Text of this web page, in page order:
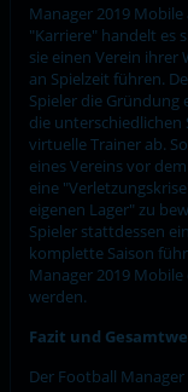
Manager 2019
"Karriere" handelt es
sie einen Verein ihrer
an Spielzeit führen.
Spieler die Gründung
die unterschiedlichen
virtuelle Trainer ab.
eines Vereins vor
eine
eigenen Lager" zu
Spieler stattdessen
komplette Saison
Manager 2019
werden.
Fazit und
Der Football